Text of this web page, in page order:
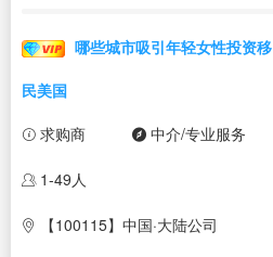
哪些城市吸引年轻女性投资移
民美国
求购商 中介/专业服务
1-49人
【100115】中国·大陆公司